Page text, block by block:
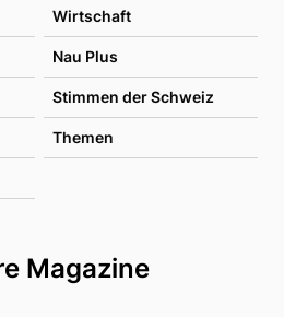
Wirtschaft
Nau Plus
Stimmen der Schweiz
Themen
Magazine